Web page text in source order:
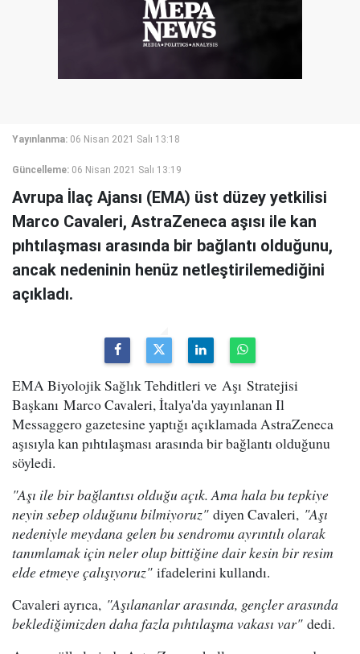
Yayınlanma: 06 Nisan 2021 Salı 13:18
Güncelleme: 06 Nisan 2021 Salı 13:19
Avrupa İlaç Ajansı (EMA) üst düzey yetkilisi
Marco Cavaleri, AstraZeneca aşısı ile kan
pıhtılaşması arasında bir bağlantı olduğunu,
ancak nedeninin henüz netleştirilemediğini
açıkladı.
EMA Biyolojik Sağlık Tehditleri ve Aşı Stratejisi
Başkanı Marco Cavaleri, İtalya'da yayınlanan Il
Messaggero gazetesine yaptığı açıklamada AstraZeneca
aşısıyla kan pıhtılaşması arasında bir bağlantı olduğunu
söyledi.
"Aşı ile bir bağlantısı olduğu açık. Ama hala bu tepkiye
neyin sebep olduğunu bilmiyoruz"diyen Cavaleri, "Aşı
nedeniyle meydana gelen bu sendromu ayrıntılı olarak
tanımlamak için neler olup bittiğine dair kesin bir resim
elde etmeye çalışıyoruz"ifadelerini kullandı.
Cavaleri ayrıca, "Aşılananlar arasında, gençler arasında
beklediğimizden daha fazla pıhtılaşma vakası var"dedi.